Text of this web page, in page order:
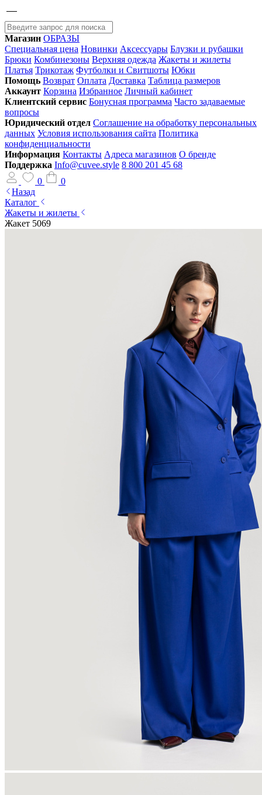
Магазин ОБРАЗЫ
Специальная цена Новинки Аксессуары Блузки и рубашки
Брюки Комбинезоны Верхняя одежда Жакеты и жилеты
Платья Трикотаж Футболки и Свитшоты Юбки
Помощь Возврат Оплата Доставка Таблица размеров
Аккаунт Корзина Избранное Личный кабинет
Клиентский сервис Бонусная программа Часто задаваемые
вопросы
Юридический отдел Соглашение на обработку персональных
данных Условия использования сайта Политика
конфиденциальности
Информация Контакты Адреса магазинов О бренде
Поддержка Info@cuvee.style 8 800 201 45 68
0
0
Назад
Каталог
Жакеты и жилеты
Жакет 5069